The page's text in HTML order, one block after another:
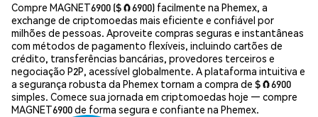
Compre MAGNET6900 ($🧲6900) facilmente na Phemex, a
exchange de criptomoedas mais eficiente e confiável por
milhões de pessoas. Aproveite compras seguras e instantâneas
com métodos de pagamento flexíveis, incluindo cartões de
crédito, transferências bancárias, provedores terceiros e
negociação P2P, acessível globalmente. A plataforma intuitiva e
a segurança robusta da Phemex tornam a compra de $🧲6900
simples. Comece sua jornada em criptomoedas hoje — compre
MAGNET6900 de forma segura e confiante na Phemex.